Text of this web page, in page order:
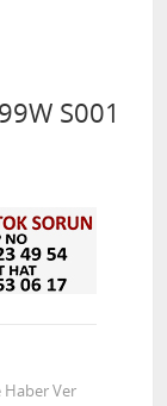
S001
Haber Ver